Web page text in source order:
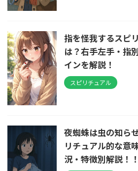
指を怪我するスピ
は？右手左手・指
インを解説！
スピリチュアル
夜蜘蛛は虫の知ら
リチュアル的な意
況・特徴別解説！